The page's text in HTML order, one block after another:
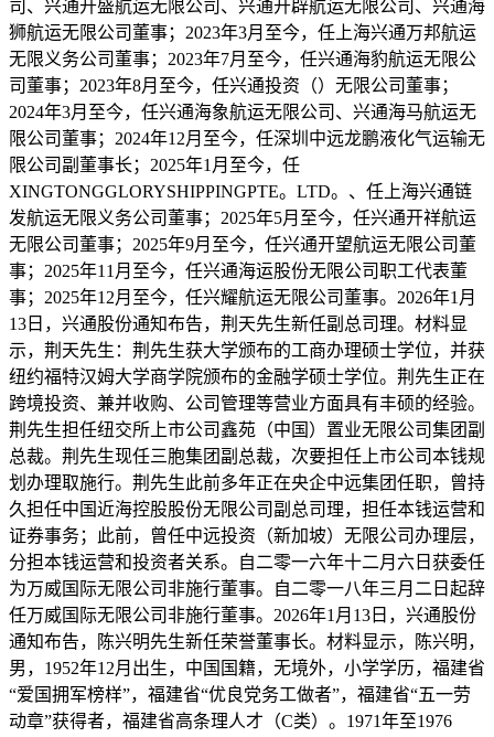
司、兴通开盛航运无限公司、兴通开辟航运无限公司、兴通海
狮航运无限公司董事；2023年3月至今，任上海兴通万邦航运
无限义务公司董事；2023年7月至今，任兴通海豹航运无限公
司董事；2023年8月至今，任兴通投资（）无限公司董事；
2024年3月至今，任兴通海象航运无限公司、兴通海马航运无
限公司董事；2024年12月至今，任深圳中远龙鹏液化气运输无
限公司副董事长；2025年1月至今，任
XINGTONGGLORYSHIPPINGPTE。LTD。、任上海兴通链
发航运无限义务公司董事；2025年5月至今，任兴通开祥航运
无限公司董事；2025年9月至今，任兴通开望航运无限公司董
事；2025年11月至今，任兴通海运股份无限公司职工代表董
事；2025年12月至今，任兴耀航运无限公司董事。2026年1月
13日，兴通股份通知布告，荆天先生新任副总司理。材料显
示，荆天先生：荆先生获大学颁布的工商办理硕士学位，并获
纽约福特汉姆大学商学院颁布的金融学硕士学位。荆先生正在
跨境投资、兼并收购、公司管理等营业方面具有丰硕的经验。
荆先生担任纽交所上市公司鑫苑（中国）置业无限公司集团副
总裁。荆先生现任三胞集团副总裁，次要担任上市公司本钱规
划办理取施行。荆先生此前多年正在央企中远集团任职，曾持
久担任中国近海控股股份无限公司副总司理，担任本钱运营和
证券事务；此前，曾任中远投资（新加坡）无限公司办理层，
分担本钱运营和投资者关系。自二零一六年十二月六日获委任
为万威国际无限公司非施行董事。自二零一八年三月二日起辞
任万威国际无限公司非施行董事。2026年1月13日，兴通股份
通知布告，陈兴明先生新任荣誉董事长。材料显示，陈兴明，
男，1952年12月出生，中国国籍，无境外，小学学历，福建省
“爱国拥军榜样”，福建省“优良党务工做者”，福建省“五一劳
动章”获得者，福建省高条理人才（C类）。1971年至1976